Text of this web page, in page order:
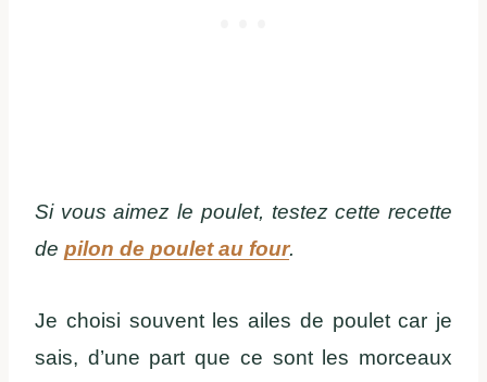
Si vous aimez le poulet, testez cette recette
de pilon de poulet au four.
Je choisi souvent les ailes de poulet car je
sais, d’une part que ce sont les morceaux